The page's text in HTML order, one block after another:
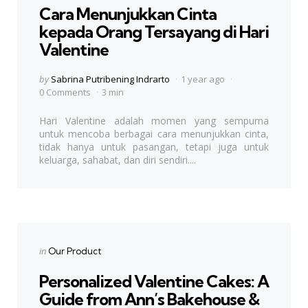
Cara Menunjukkan Cinta
kepada Orang Tersayang di Hari
Valentine
Posted
by
by Sabrina Putribening Indrarto
1 year ago
0 Comments
3 min
Hari Valentine adalah momen yang sempurna
untuk mencoba berbagai cara menunjukkan cinta,
tidak hanya untuk pasangan, tetapi juga untuk
keluarga, sahabat, dan diri sendiri....
Categories
Posted
in Our Product
Personalized Valentine Cakes: A
Guide from Ann’s Bakehouse &